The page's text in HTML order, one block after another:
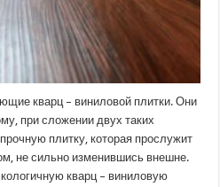
кварц – виниловой плитки. Они
при сложении двух таких
плитку, которая прослужит
не сильно изменившись внешне.
кварц – виниловую